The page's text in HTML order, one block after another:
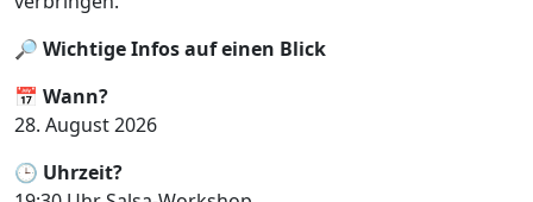
🔎 Wichtige Infos auf einen Blick
📅 Wann?
28. August 2026
🕒 Uhrzeit?